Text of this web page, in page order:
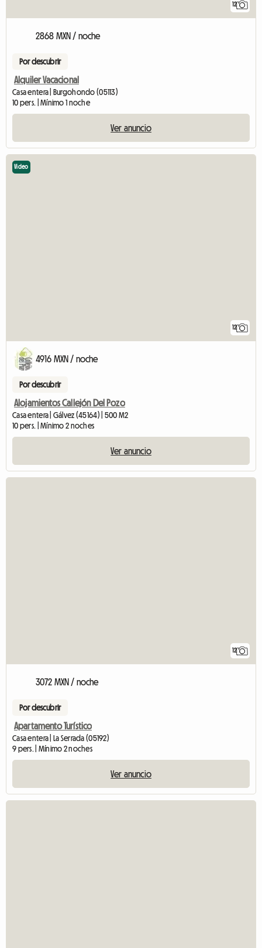
12
2868 MXN / noche
Por descubrir
Alquiler Vacacional
Casa entera | Burgohondo (05113)
10 pers. | Mínimo 1 noche
Ver anuncio
12
Video
4916 MXN / noche
Por descubrir
Alojamientos Callejón Del Pozo
Casa entera | Gálvez (45164) | 500 M2
10 pers. | Mínimo 2 noches
Ver anuncio
12
3072 MXN / noche
Por descubrir
Apartamento Turístico
Casa entera | La Serrada (05192)
9 pers. | Mínimo 2 noches
Ver anuncio